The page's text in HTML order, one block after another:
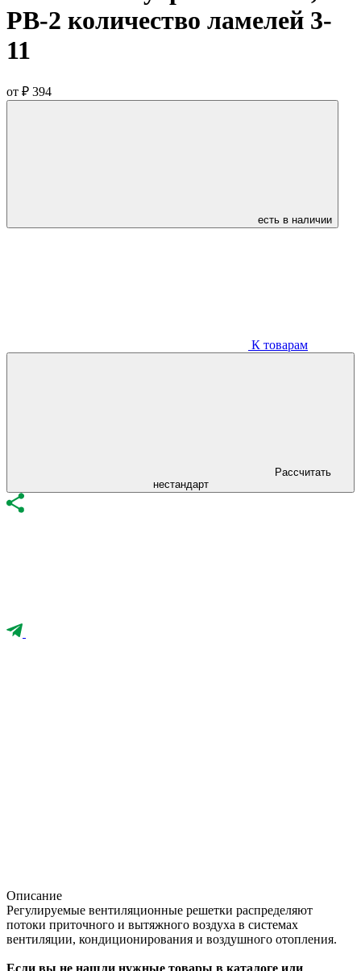
РВ-2 количество ламелей 3-
11
от ₽ 394
есть в наличии
К товарам
Рассчитать
нестандарт
Описание
Регулируемые вентиляционные решетки распределяют
потоки приточного и вытяжного воздуха в системах
вентиляции, кондиционирования и воздушного отопления.